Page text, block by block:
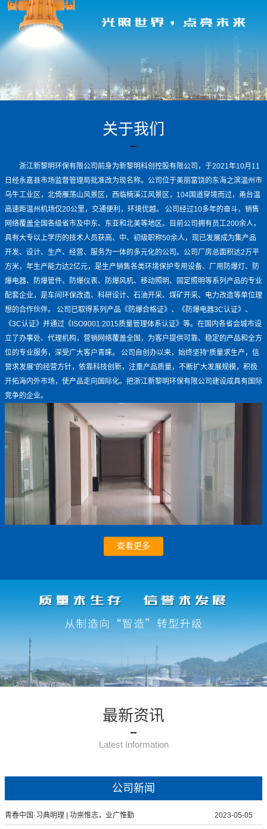
关于我们
浙江新黎明环保有限公司前身为新黎明科创控股有限公司，于2021年10月11
日经永嘉县市场监督管理局批准改为现名称。公司位于美丽富饶的东海之滨温州市
乌牛工业区，北倚雁荡山风景区，西临楠溪江风景区，104国道穿境而过，甬台温
高速距温州机场仅20公里，交通便利，环境优越。 公司经过10多年的奋斗，销售
网络覆盖全国各级省市及中东、东亚和北美等地区。目前公司拥有员工200余人，
具有大专以上学历的技术人员获高、中、初级职称50余人，现已发展成为集产品
开发、设计、生产、经营、服务为一体的多元化的公司。公司厂房总面积达2万平
方米，年生产能力达2亿元，是生产销售各类环境保护专用设备、厂用防爆灯、防
爆电器、防爆管件、防爆仪表、防爆风机、移动照明、固定照明等系列产品的专业
配套企业，是车间环保改造、科研设计、石油开采、煤矿开采、电力改造等单位理
想的合作伙伴。 公司已取得系列产品《防爆合格证》、《防爆电器3C认证》、
《3C认证》并通过《ISO9001:2015质量管理体系认证》等。在国内各省会城市设
立了办事处、代理机构，营销网络覆盖全国，为客户提供可靠、稳定的产品和全方
位的专业服务，深受广大客户青睐。 公司自创办以来，始终坚持“质量求生产，信
誉求发展”的经营方针，依靠科技创新，注重产品质量，不断扩大发展规模，积极
开拓海内外市场，使产品走向国际化。把浙江新黎明环保有限公司建设成具有国际
竞争的企业。
查看更多
最新资讯
Latest Information
公司新闻
2023-05-05
青春中国·习典明理 | 功崇惟志，业广惟勤